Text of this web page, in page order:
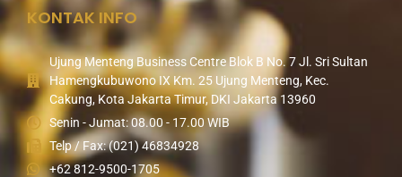
KONTAK INFO
Ujung Menteng Business Centre Blok B No. 7 Jl. Sri Sultan
Hamengkubuwono IX Km. 25 Ujung Menteng, Kec.
Cakung, Kota Jakarta Timur, DKI Jakarta 13960
Senin - Jumat: 08.00 - 17.00 WIB
Telp / Fax: (021) 46834928
+62 812-9500-1705